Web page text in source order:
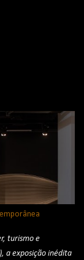
turismo e
a exposição inédita